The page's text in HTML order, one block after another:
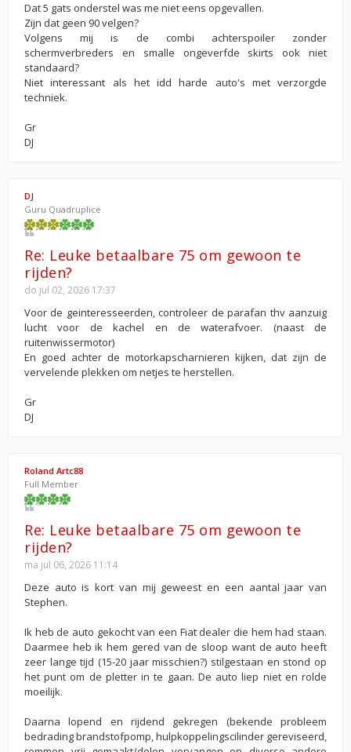
Dat 5 gats onderstel was me niet eens opgevallen.
Zijn dat geen 90 velgen?
Volgens mij is de combi achterspoiler zonder
schermverbreders en smalle ongeverfde skirts ook niet
standaard?
Niet interessant als het idd harde auto's met verzorgde
techniek.
Gr
DJ
DJ
Guru Quadruplice
Re: Leuke betaalbare 75 om gewoon te
rijden?
do jul 02, 2026 17:37
Voor de geinteresseerden, controleer de parafan thv aanzuig
lucht voor de kachel en de waterafvoer. (naast de
ruitenwissermotor)
En goed achter de motorkapscharnieren kijken, dat zijn de
vervelende plekken om netjes te herstellen.
Gr
DJ
Roland Artc88
Full Member
Re: Leuke betaalbare 75 om gewoon te
rijden?
ma jul 06, 2026 11:14
Deze auto is kort van mij geweest en een aantal jaar van
Stephen.
Ik heb de auto gekocht van een Fiat dealer die hem had staan.
Daarmee heb ik hem gered van de sloop want de auto heeft
zeer lange tijd (15-20 jaar misschien?) stilgestaan en stond op
het punt om de pletter in te gaan. De auto liep niet en rolde
moeilijk.
Daarna lopend en rijdend gekregen (bekende probleem
bedrading brandstofpomp, hulpkoppelingscilinder gereviseerd,